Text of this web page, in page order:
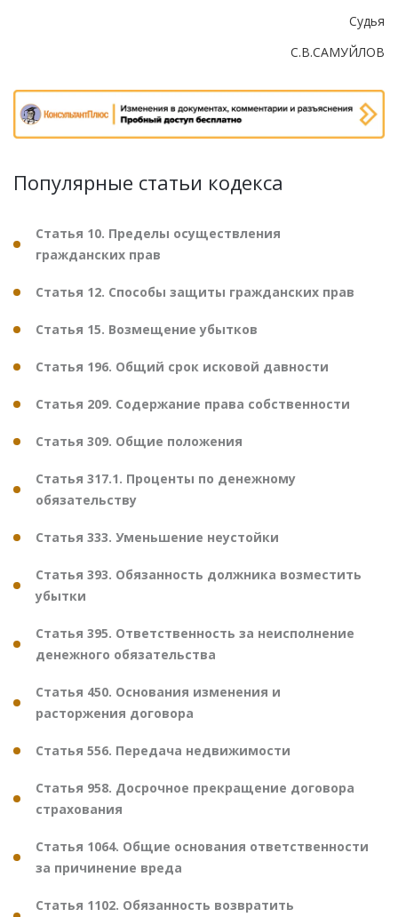
Судья
С.В.САМУЙЛОВ
Популярные статьи кодекса
Статья 10. Пределы осуществления
гражданских прав
Статья 12. Способы защиты гражданских прав
Статья 15. Возмещение убытков
Статья 196. Общий срок исковой давности
Статья 209. Содержание права собственности
Статья 309. Общие положения
Статья 317.1. Проценты по денежному
обязательству
Статья 333. Уменьшение неустойки
Статья 393. Обязанность должника возместить
убытки
Статья 395. Ответственность за неисполнение
денежного обязательства
Статья 450. Основания изменения и
расторжения договора
Статья 556. Передача недвижимости
Статья 958. Досрочное прекращение договора
страхования
Статья 1064. Общие основания ответственности
за причинение вреда
Статья 1102. Обязанность возвратить